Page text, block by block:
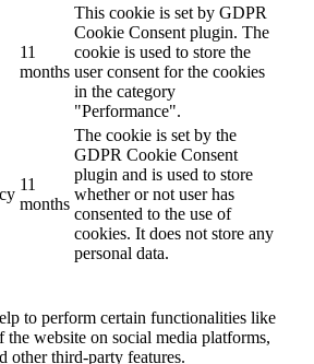
11
months
This cookie is set by GDPR
Cookie Consent plugin. The
cookie is used to store the
user consent for the cookies
in the category
"Performance".
11
months
The cookie is set by the
GDPR Cookie Consent
plugin and is used to store
whether or not user has
consented to the use of
cookies. It does not store any
personal data.
to perform certain functionalities like
the website on social media platforms,
other third-party features.